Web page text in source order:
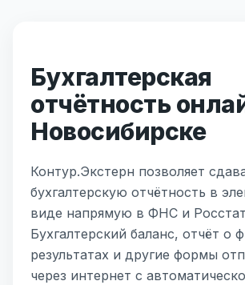
Бухгалтерская
отчётность
Новосибирске
Контур.Экстерн позволяет
бухгалтерскую отчётность в
виде напрямую в ФНС и
Бухгалтерский баланс, отчёт о
результатах и другие формы
через интернет с